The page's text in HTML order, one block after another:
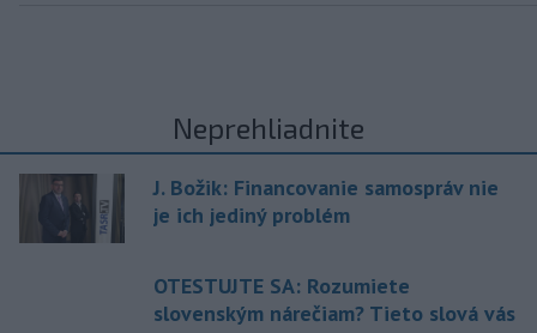
Neprehliadnite
J. Božik: Financovanie samospráv nie
je ich jediný problém
OTESTUJTE SA: Rozumiete
slovenským nárečiam? Tieto slová vás